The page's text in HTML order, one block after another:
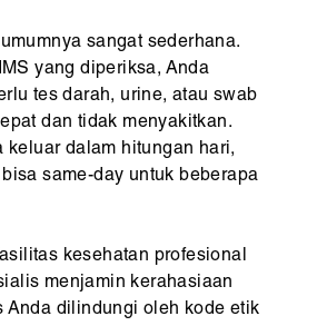
sangat sederhana.
yang diperiksa, Anda
tes darah, urine, atau swab
dan tidak menyakitkan.
keluar dalam hitungan hari,
same-day untuk beberapa
kesehatan profesional
menjamin kerahasiaan
Anda dilindungi oleh kode etik